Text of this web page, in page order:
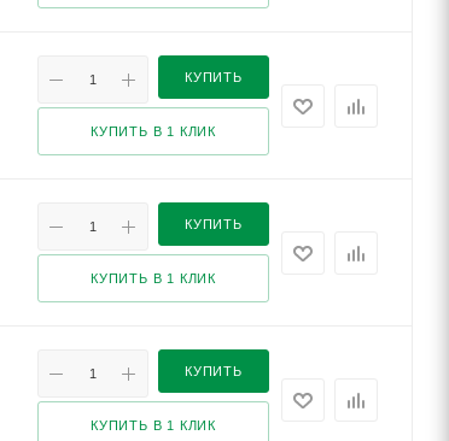
КУПИТЬ
КУПИТЬ В 1 КЛИК
КУПИТЬ
КУПИТЬ В 1 КЛИК
КУПИТЬ
КУПИТЬ В 1 КЛИК